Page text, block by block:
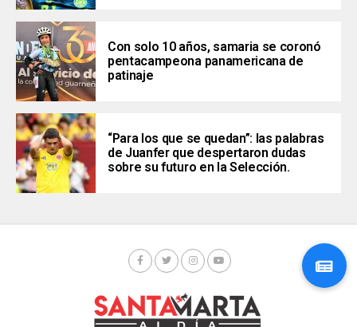
Con solo 10 años, samaria se coronó
pentacampeona panamericana de
patinaje
“Para los que se quedan”: las palabras
de Juanfer que despertaron dudas
sobre su futuro en la Selección.